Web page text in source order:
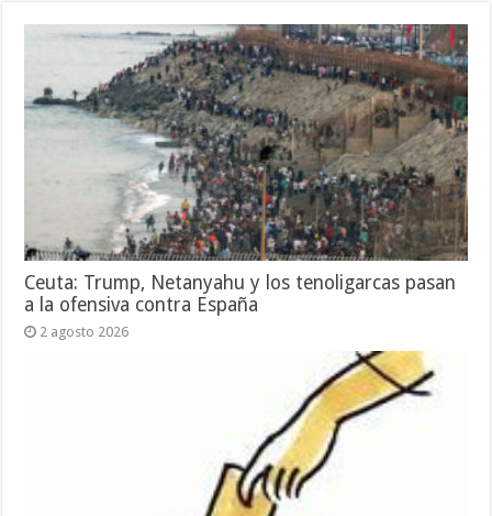
Ceuta: Trump, Netanyahu y los tenoligarcas pasan
a la ofensiva contra España
2 agosto 2026